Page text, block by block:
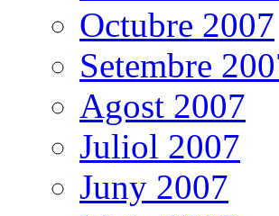
Octubre 2007
Setembre
Agost 2007
Juliol 2007
Juny 2007